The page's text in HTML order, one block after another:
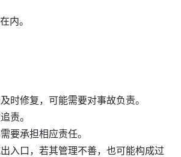
内。
时修复，可能需要对事故负责。
责。
要承担相应责任。
入口，若其管理不善，也可能构成过